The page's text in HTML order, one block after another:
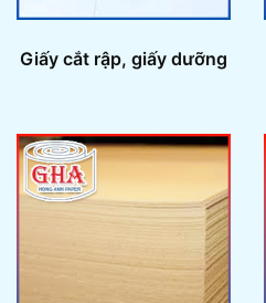
Giấy cắt rập, giấy dưỡng